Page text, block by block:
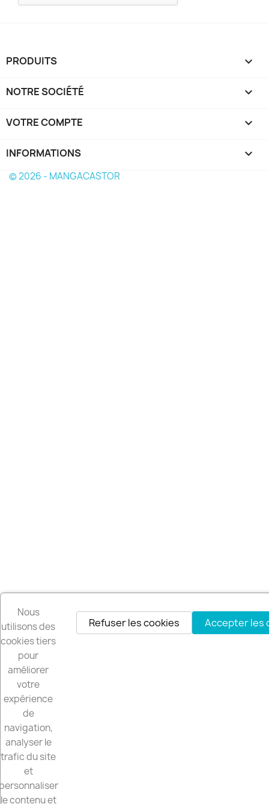
PRODUITS 
NOTRE SOCIÉTÉ 
VOTRE COMPTE 
INFORMATIONS keyboard_arrow_down
© 2026 - MANGACASTOR
Nous
utilisons des
cookies tiers
pour
améliorer
votre
expérience
de
navigation,
analyser le
trafic du site
et
le contenu et
Accepter les
Refuser les cookies